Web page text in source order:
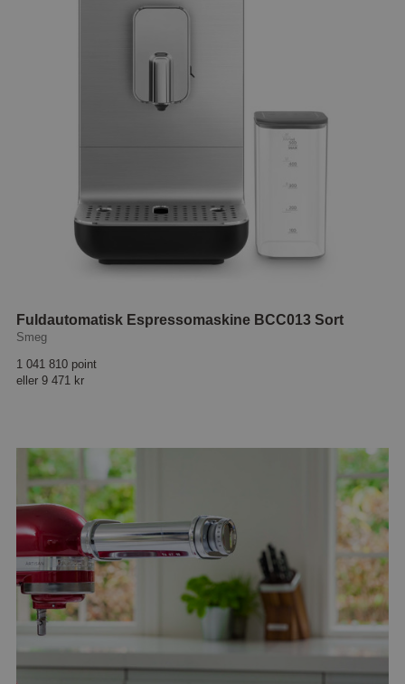
Fuldautomatisk Espressomaskine BCC013 Sort
Smeg
1 041 810 point
eller 9 471 kr